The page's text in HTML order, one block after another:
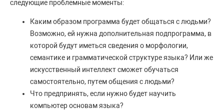
следующие проблемные моменты:
Каким образом программа будет общаться с людьми?
Возможно, ей нужна дополнительная подпрограмма, в
которой будут иметься сведения о морфологии,
семантике и грамматической структуре языка? Или же
искусственный интеллект сможет обучаться
самостоятельно, путем общения с людьми?
Что предпринять, если нужно будет научить
компьютер основам языка?